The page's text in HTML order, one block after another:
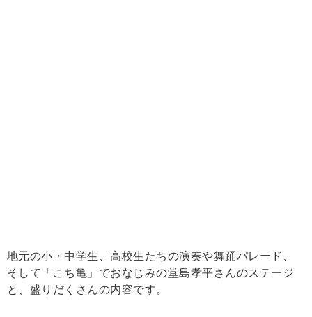
地元の小・中学生、高校生たちの演奏や舞踊パレード、
そして「こち亀」でおなじみの堂島孝平さんのステージ
と、盛りだくさんの内容です。